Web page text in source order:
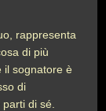
rappresenta
di più
il sognatore è
di
di sé.